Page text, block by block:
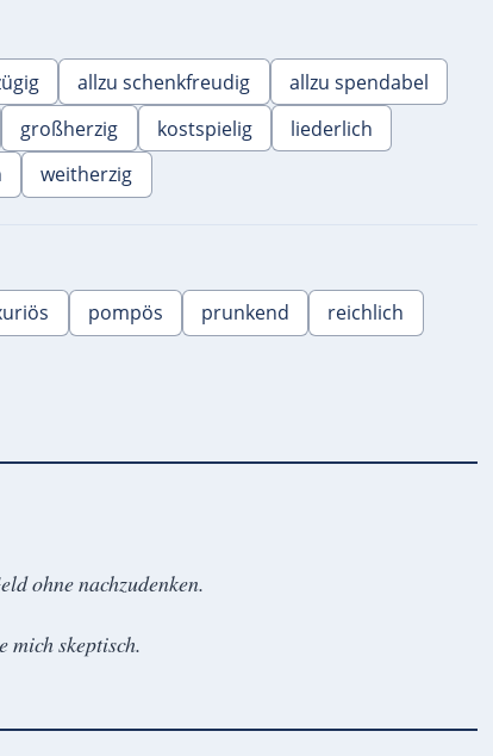
allzu schenkfreudig
allzu spendabel
großherzig kostspielig
liederlich
weitherzig
pompös prunkend
reichlich
ohne nachzudenken.
mich skeptisch.